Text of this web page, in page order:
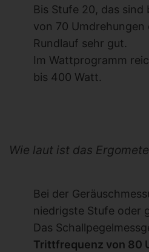
Bis Stufe 20, das
von 70
Rundlauf sehr gut.
Im Wattprogramm
bis 400 Watt.
Wie laut ist das
Bei der
niedrigste Stufe oder
Das
Trittfrequenz von 80